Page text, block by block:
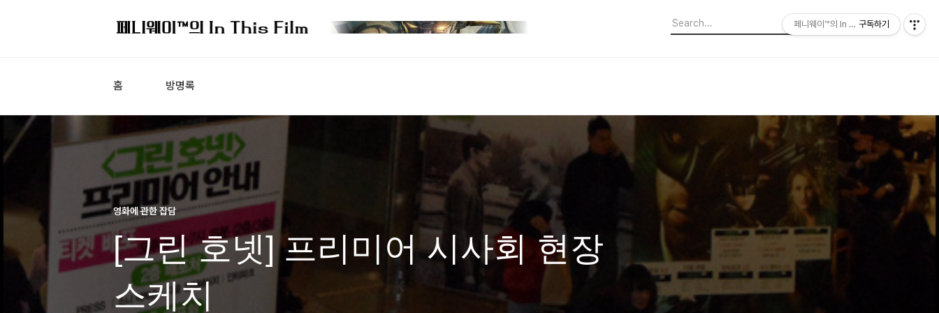
홈 방명록
영화에 관한 잡담
[그린 호넷] 프리미어 시사회 현장
스케치
페니웨이™의 In This Film
구독하기